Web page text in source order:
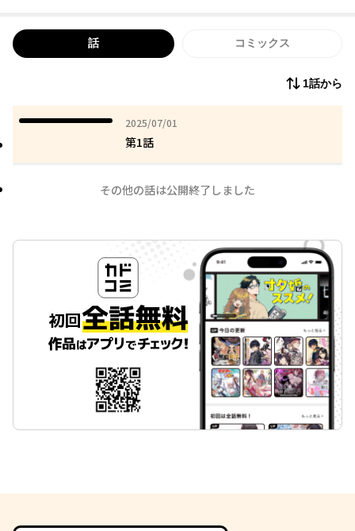
アリスとめぐる、とびっきりおかしな冒険で、
りせはどんな未来を選ぶのか――
話 コミックス
1話から
2025/07/01
2025年07月01日
第1話
その他の話は公開終了しました